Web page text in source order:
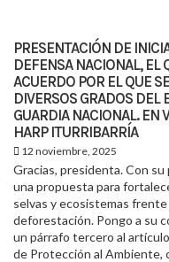
PRESENTACIÓN DE
DEFENSA NACIONAL, EL
ACUERDO POR EL QUE
DIVERSOS GRADOS DEL
GUARDIA NACIONAL. EN
HARP ITURRIBARRÍA
12 noviembre, 2025
Gracias, presidenta. Con
una propuesta para
selvas y ecosistemas frente
deforestación. Pongo a su
un párrafo tercero al
de Protección al Ambiente,